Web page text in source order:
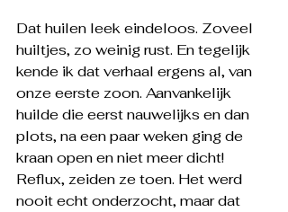
Dat huilen leek eindeloos. Zoveel
huiltjes, zo weinig rust. En tegelijk
kende ik dat verhaal ergens al, van
onze eerste zoon. Aanvankelijk
huilde die eerst nauwelijks en dan
plots, na een paar weken ging de
kraan open en niet meer dicht!
Reflux, zeiden ze toen. Het werd
nooit echt onderzocht, maar dat